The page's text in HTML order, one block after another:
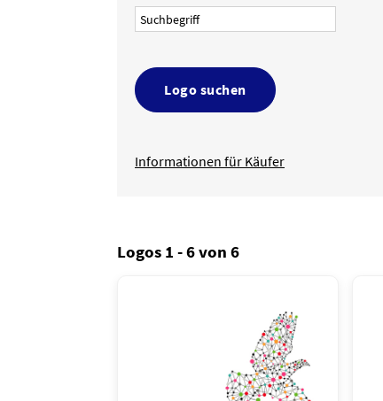
Logo suchen
Informationen für Käufer
Logos 1 - 6 von 6